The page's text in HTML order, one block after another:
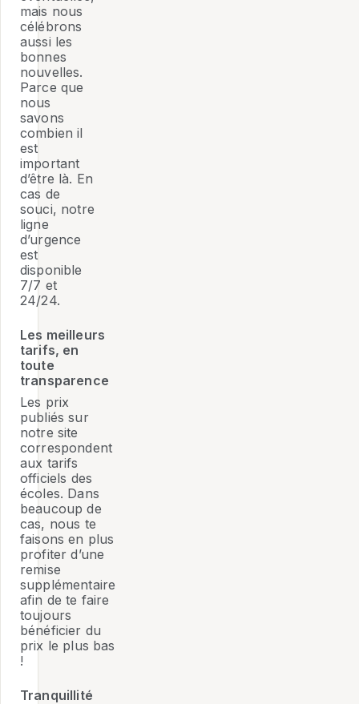
mais nous
célébrons
aussi les
bonnes
nouvelles.
Parce que
nous
savons
combien il
est
important
d’être là. En
cas de
souci, notre
ligne
d’urgence
est
disponible
7/7 et
24/24.
Les meilleurs
tarifs, en
toute
transparence
Les prix
publiés sur
notre site
correspondent
aux tarifs
officiels des
écoles. Dans
beaucoup de
cas, nous te
faisons en plus
profiter d’une
remise
supplémentaire
afin de te faire
toujours
bénéficier du
prix le plus bas
!
Tranquillité